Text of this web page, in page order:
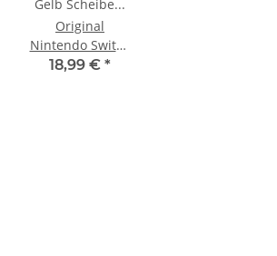
Original
Nintendo Switch
Lite
18,99 € *